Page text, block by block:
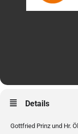
Details
Gottfried Prinz und Hr.